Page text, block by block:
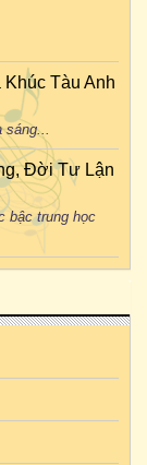
Tàu Anh
sáng...
Đời Tư Lận
bậc trung học